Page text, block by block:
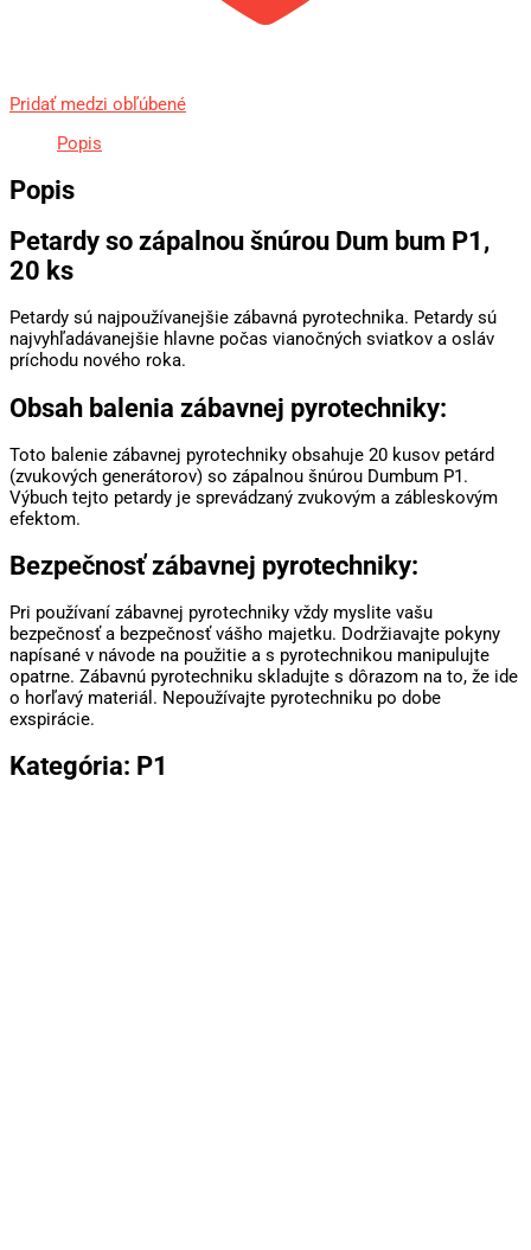
Pridať medzi obľúbené
Popis
Popis
Petardy so zápalnou šnúrou Dum bum P1,
20 ks
Petardy sú najpoužívanejšie zábavná pyrotechnika. Petardy sú
najvyhľadávanejšie hlavne počas vianočných sviatkov a osláv
príchodu nového roka.
Obsah balenia zábavnej pyrotechniky:
Toto balenie zábavnej pyrotechniky obsahuje 20 kusov petárd
(zvukových generátorov) so zápalnou šnúrou Dumbum P1.
Výbuch tejto petardy je sprevádzaný zvukovým a zábleskovým
efektom.
Bezpečnosť zábavnej pyrotechniky:
Pri používaní zábavnej pyrotechniky vždy myslite vašu
bezpečnosť a bezpečnosť vášho majetku. Dodržiavajte pokyny
napísané v návode na použitie a s pyrotechnikou manipulujte
opatrne. Zábavnú pyrotechniku skladujte s dôrazom na to, že ide
o horľavý materiál. Nepoužívajte pyrotechniku po dobe
exspirácie.
Kategória: P1